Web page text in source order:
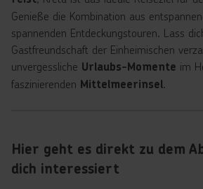
Genieße die Kombination aus
spannenden Entdeckungstouren. Lass
Gastfreundschaft der Einheimischen
unvergessliche Urlaubs-Momente im
faszinierenden Mittelmeerinsel.
Hier geht es direkt zu dem
dich interessiert